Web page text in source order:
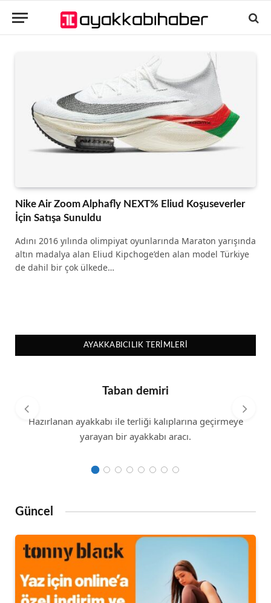
Nike Air Zoom Alphafly NEXT% Eliud Koşuseverler
İçin Satışa Sunuldu
Adını 2016 yılında olimpiyat oyunlarında Maraton yarışında
altın madalya alan Eliud Kipchoge’den alan model Türkiye
de dahil bir çok ülkede…
AYAKKABICILIK TERIMLERI
Taban demiri
Hazırlanan ayakkabı ile terliği kalıplarına geçirmeye
yarayan bir ayakkabı aracı.
Güncel